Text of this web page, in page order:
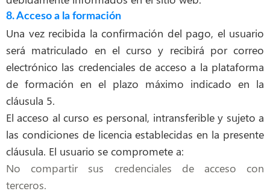
8. Acceso a la formación
Una vez recibida la confirmación del pago, el usuario
será matriculado en el curso y recibirá por correo
electrónico las credenciales de acceso a la plataforma
de formación en el plazo máximo indicado en la
cláusula 5.
El acceso al curso es personal, intransferible y sujeto a
las condiciones de licencia establecidas en la presente
cláusula. El usuario se compromete a:
No compartir sus credenciales de acceso con
terceros.